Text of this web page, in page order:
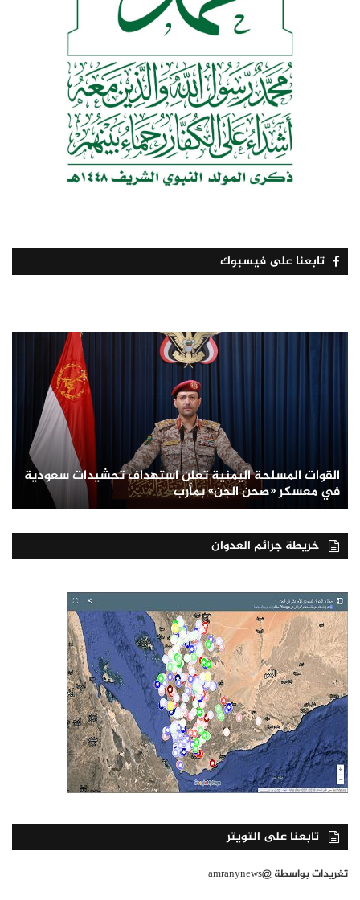
تابعنا على فيسبوك
القوات المسلحة اليمنية تعلن استهداف تحشيدات سعودية
في معسكر «صحن الجن» بمأرب
خريطة جرائم العدوان
تابعنا على التويتر
تغريدات بواسطة @amranynews